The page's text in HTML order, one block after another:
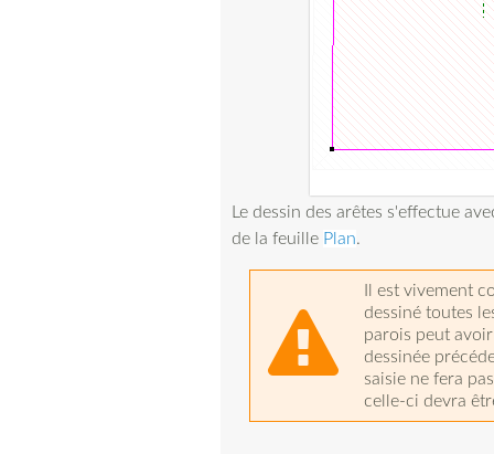
Le dessin des arêtes s'effectue
de la feuille Plan.
Il est vivement
dessiné toutes
parois peut
dessinée
saisie ne fera
celle-ci devra